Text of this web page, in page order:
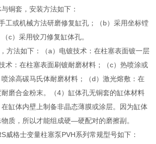
铜套，安装方法如下：
工或机械方法研磨修复缸孔；（b）采用坐标镗
c）采用铰刀修复缸体孔。
方法如下：（a）电镀技术：在柱塞表面镀一层
术：在柱塞表面刷镀耐磨材料；（c）热喷涂或
涂高碳马氏体耐磨材料；（d）激光熔敷：在
磨合金粉末。（4）缸体孔无铜套的缸体材料
缸体内壁上制备非晶态薄膜或涂层。因为缸体
质，所以才能组成硬—硬配对的磨擦副。
威格士变量柱塞泵PVH系列常规型号如下：